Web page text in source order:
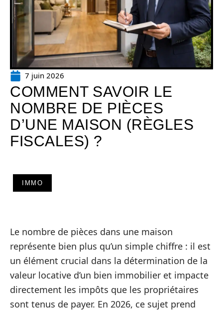
7 juin 2026
COMMENT SAVOIR LE
NOMBRE DE PIÈCES
D’UNE MAISON (RÈGLES
FISCALES) ?
IMMO
Le nombre de pièces dans une maison
représente bien plus qu’un simple chiffre : il est
un élément crucial dans la détermination de la
valeur locative d’un bien immobilier et impacte
directement les impôts que les propriétaires
sont tenus de payer. En 2026, ce sujet prend